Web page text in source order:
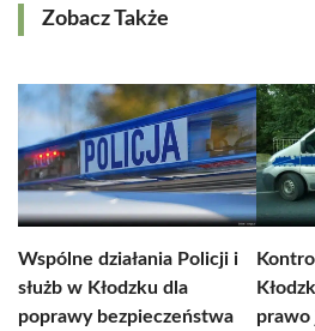
Zobacz Także
Wspólne działania Policji i
służb w Kłodzku dla
poprawy bezpieczeństwa
prawo